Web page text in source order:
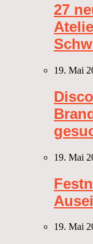
27
19. Mai
19. Mai
19. Mai